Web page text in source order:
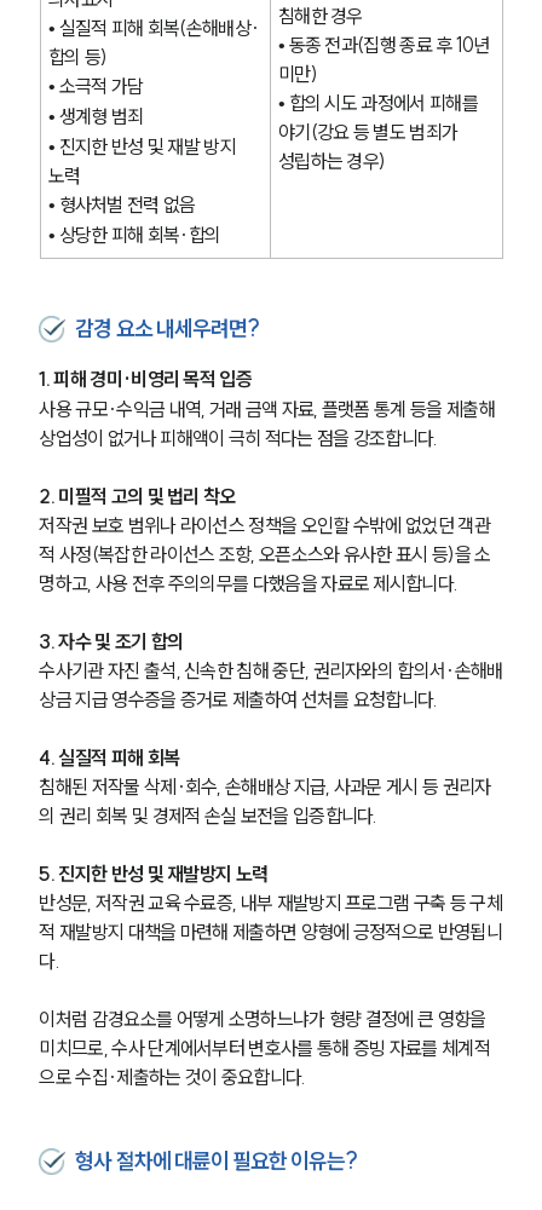
업무분야
지식재산권그룹 업무
전체
지식재산권전문변호사
소식/자료
언론보도
공지사항
법률 블로그
뉴스레터/브로슈어
세미나
대륜법률상담예약
• 실질적 피해 회복(손해배상·
합의 등)
• 소극적 가담
• 생계형 범죄
• 진지한 반성 및 재발 방지
노력
• 형사처벌 전력 없음
• 상당한 피해 회복·합의
침해한 경우
• 동종 전과(집행 종료 후 10년
미만)
• 합의 시도 과정에서 피해를
야기(강요 등 별도 범죄가
성립하는 경우)
감경 요소 내세우려면?
1. 피해 경미·비영리 목적 입증
사용 규모·수익금 내역, 거래 금액 자료, 플랫폼 통계 등을 제출해
상업성이 없거나 피해액이 극히 적다는 점을 강조합니다.
2. 미필적 고의 및 법리 착오
저작권 보호 범위나 라이선스 정책을 오인할 수밖에 없었던 객관
적 사정(복잡한 라이선스 조항, 오픈소스와 유사한 표시 등)을 소
명하고, 사용 전후 주의의무를 다했음을 자료로 제시합니다.
3. 자수 및 조기 합의
수사기관 자진 출석, 신속한 침해 중단, 권리자와의 합의서·손해배
상금 지급 영수증을 증거로 제출하여 선처를 요청합니다.
4. 실질적 피해 회복
침해된 저작물 삭제·회수, 손해배상 지급, 사과문 게시 등 권리자
의 권리 회복 및 경제적 손실 보전을 입증합니다.
5. 진지한 반성 및 재발방지 노력
반성문, 저작권 교육 수료증, 내부 재발방지 프로그램 구축 등 구체
적 재발방지 대책을 마련해 제출하면 양형에 긍정적으로 반영됩니
다.
이처럼 감경요소를 어떻게 소명하느냐가 형량 결정에 큰 영향을
미치므로, 수사 단계에서부터 변호사를 통해 증빙 자료를 체계적
으로 수집·제출하는 것이 중요합니다.
형사 절차에 대륜이 필요한 이유는?